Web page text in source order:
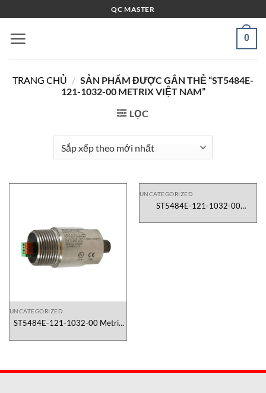
qua
nội
QC MASTER
0
TRANG CHỦ / SẢN PHẨM ĐƯỢC GẮN THẺ “ST5484E-
121-1032-00 METRIX VIỆT NAM”
LỌC
UNCATEGORIZED
ST5484E-121-1032-00 Metrix
UNCATEGORIZED
ST5484E-121-1032-00